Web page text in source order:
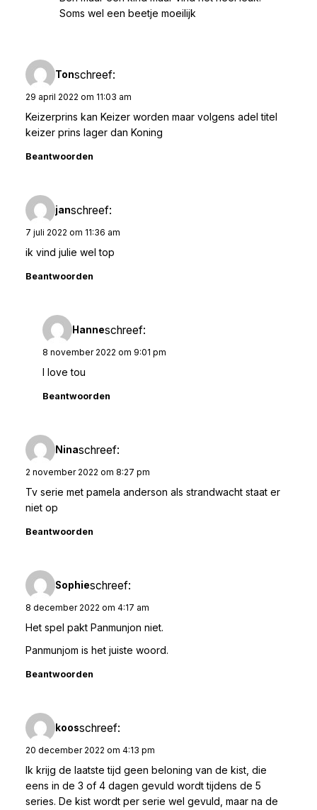
Soms wel een beetje moeilijk
Tonschreef:
29 april 2022 om 11:03 am
Keizerprins kan Keizer worden maar volgens adel titel
keizer prins lager dan Koning
Beantwoorden
janschreef:
7 juli 2022 om 11:36 am
ik vind julie wel top
Beantwoorden
Hanneschreef:
8 november 2022 om 9:01 pm
I love tou
Beantwoorden
Ninaschreef:
2 november 2022 om 8:27 pm
Tv serie met pamela anderson als strandwacht staat er
niet op
Beantwoorden
Sophieschreef:
8 december 2022 om 4:17 am
Het spel pakt Panmunjon niet.
Panmunjom is het juiste woord.
Beantwoorden
koosschreef:
20 december 2022 om 4:13 pm
Ik krijg de laatste tijd geen beloning van de kist, die
eens in de 3 of 4 dagen gevuld wordt tijdens de 5
series. De kist wordt per serie wel gevuld, maar na de